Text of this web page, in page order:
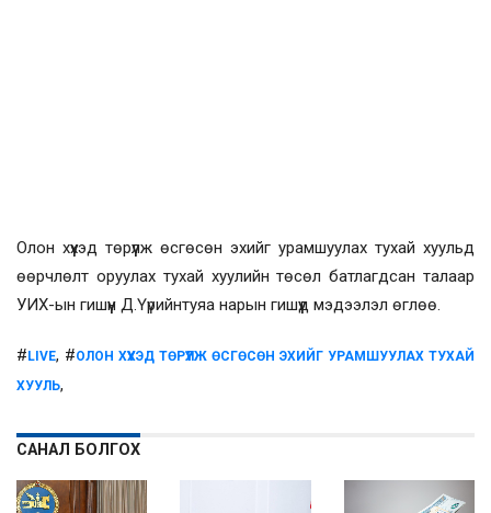
Олон хүүхэд төрүүлж өсгөсөн эхийг урамшуулах тухай хуульд
өөрчлөлт оруулах тухай хуулийн төсөл батлагдсан талаар
УИХ-ын гишүүн Д.Үүрийнтуяа нарын гишүүд мэдээлэл өглөө.
# LIVE, #ОЛОН ХҮҮХЭД ТӨРҮҮЛЖ ӨСГӨСӨН ЭХИЙГ УРАМШУУЛАХ ТУХАЙ
ХУУЛЬ,
САНАЛ БОЛГОХ